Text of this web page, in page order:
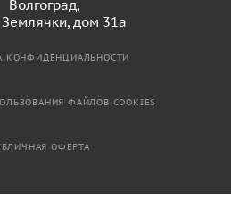
Волгоград,
дом 31а
КОНФИДЕНЦИАЛЬНОСТИ
ФАЙЛОВ COOKIES
ОФЕРТА